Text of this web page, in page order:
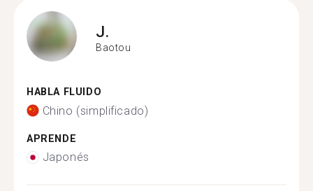
J.
Baotou
HABLA FLUIDO
Chino (simplificado)
APRENDE
Japonés